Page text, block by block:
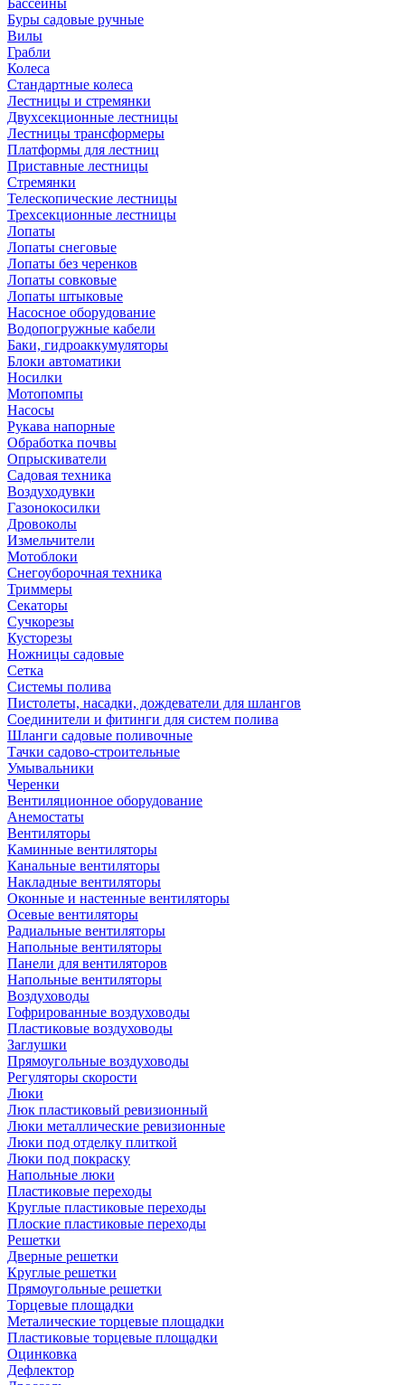
Бассейны
Буры садовые ручные
Вилы
Грабли
Колеса
Стандартные колеса
Лестницы и стремянки
Двухсекционные лестницы
Лестницы трансформеры
Платформы для лестниц
Приставные лестницы
Стремянки
Телескопические лестницы
Трехсекционные лестницы
Лопаты
Лопаты снеговые
Лопаты без черенков
Лопаты совковые
Лопаты штыковые
Насосное оборудование
Водопогружные кабели
Баки, гидроаккумуляторы
Блоки автоматики
Носилки
Мотопомпы
Насосы
Рукава напорные
Обработка почвы
Опрыскиватели
Садовая техника
Воздуходувки
Газонокосилки
Дровоколы
Измельчители
Мотоблоки
Снегоуборочная техника
Триммеры
Секаторы
Сучкорезы
Кусторезы
Ножницы садовые
Сетка
Системы полива
Пистолеты, насадки, дождеватели для шлангов
Соединители и фитинги для систем полива
Шланги садовые поливочные
Тачки садово-строительные
Умывальники
Черенки
Вентиляционное оборудование
Анемостаты
Вентиляторы
Каминные вентиляторы
Канальные вентиляторы
Накладные вентиляторы
Оконные и настенные вентиляторы
Осевые вентиляторы
Радиальные вентиляторы
Напольные вентиляторы
Панели для вентиляторов
Напольные вентиляторы
Воздуховоды
Гофрированные воздуховоды
Пластиковые воздуховоды
Заглушки
Прямоугольные воздуховоды
Регуляторы скорости
Люки
Люк пластиковый ревизионный
Люки металлические ревизионные
Люки под отделку плиткой
Люки под покраску
Напольные люки
Пластиковые переходы
Круглые пластиковые переходы
Плоские пластиковые переходы
Решетки
Дверные решетки
Круглые решетки
Прямоугольные решетки
Торцевые площадки
Металические торцевые площадки
Пластиковые торцевые площадки
Оцинковка
Дефлектор